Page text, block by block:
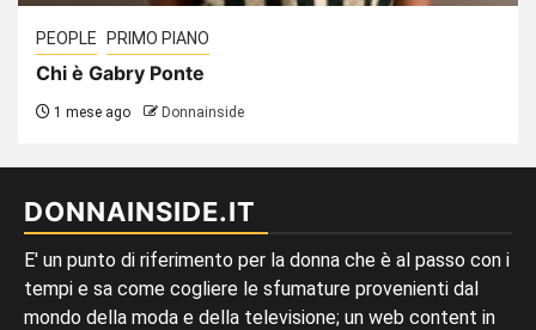
PEOPLE PRIMO PIANO
Chi è Gabry Ponte
1 mese ago Donnainside
DONNAINSIDE.IT
E' un punto di riferimento per la donna che è al passo con i
tempi e sa come cogliere le sfumature provenienti dal
mondo della moda e della televisione; un web content in